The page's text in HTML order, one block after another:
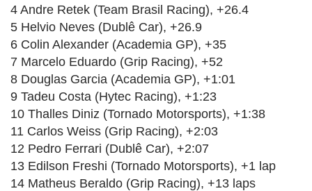
4 Andre Retek (Team Brasil Racing), +26.4
5 Helvio Neves (Dublê Car), +26.9
6 Colin Alexander (Academia GP), +35
7 Marcelo Eduardo (Grip Racing), +52
8 Douglas Garcia (Academia GP), +1:01
9 Tadeu Costa (Hytec Racing), +1:23
10 Thalles Diniz (Tornado Motorsports), +1:38
11 Carlos Weiss (Grip Racing), +2:03
12 Pedro Ferrari (Dublê Car), +2:07
13 Edilson Freshi (Tornado Motorsports), +1 lap
14 Matheus Beraldo (Grip Racing), +13 laps